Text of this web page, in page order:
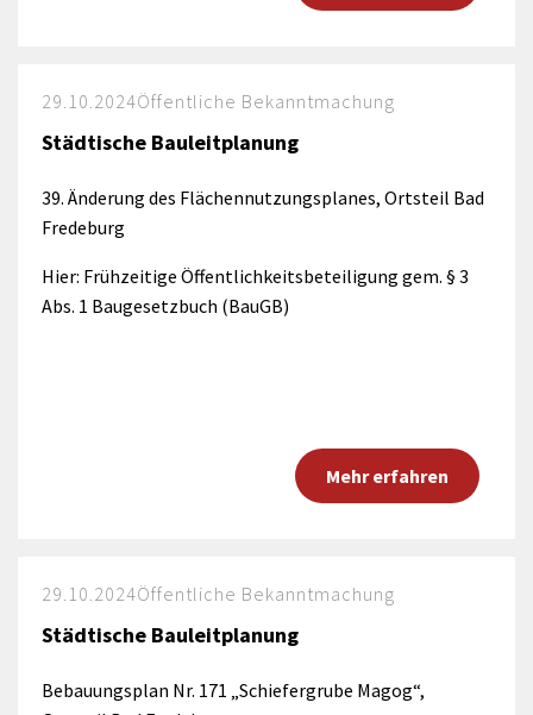
29.10.2024Öffentliche Bekanntmachung
Städtische Bauleitplanung
39. Änderung des Flächennutzungsplanes, Ortsteil Bad
Fredeburg
Hier: Frühzeitige Öffentlichkeitsbeteiligung gem. § 3
Abs. 1 Baugesetzbuch (BauGB)
Mehr erfahren
29.10.2024Öffentliche Bekanntmachung
Städtische Bauleitplanung
Bebauungsplan Nr. 171 „Schiefergrube Magog“,